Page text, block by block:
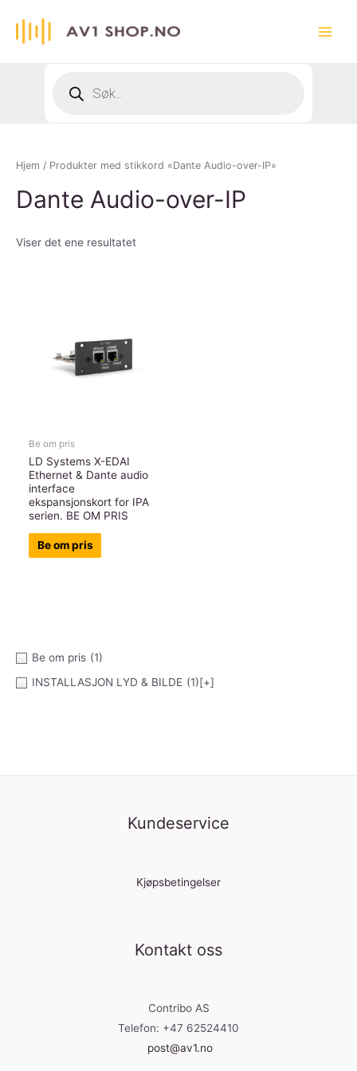
search
Be om pris (1)
INSTALLASJON LYD & BILDE (1)[+]
Hjem / Produkter med stikkord «Dante Audio-over-IP»
Dante Audio-over-IP
Viser det ene resultatet
Be om pris
LD Systems X-EDAI
Ethernet & Dante audio
interface
ekspansjonskort for IPA
serien. BE OM PRIS
Be om pris
Kundeservice
Kjøpsbetingelser
Kontakt oss
Contribo AS
Telefon: +47 62524410
post@av1.no